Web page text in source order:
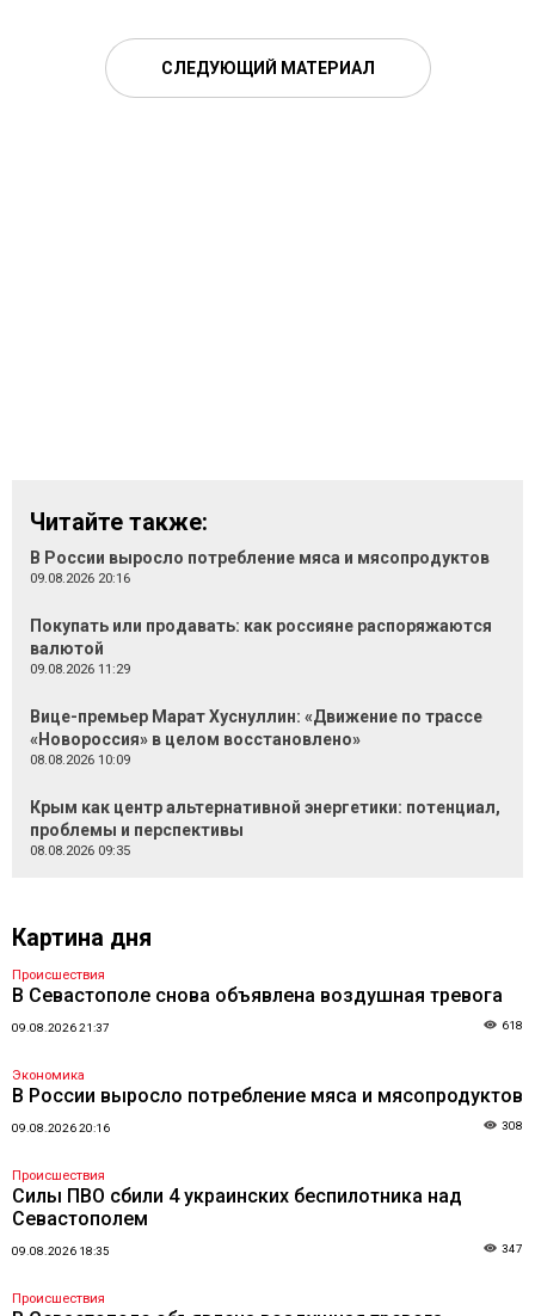
СЛЕДУЮЩИЙ МАТЕРИАЛ
Читайте также:
В России выросло потребление мяса и мясопродуктов
09.08.2026 20:16
Покупать или продавать: как россияне распоряжаются
валютой
09.08.2026 11:29
Вице-премьер Марат Хуснуллин: «Движение по трассе
«Новороссия» в целом восстановлено»
08.08.2026 10:09
Крым как центр альтернативной энергетики: потенциал,
проблемы и перспективы
08.08.2026 09:35
Картина дня
Происшествия
В Севастополе снова объявлена воздушная тревога
09.08.2026 21:37 618
Экономика
В России выросло потребление мяса и мясопродуктов
09.08.2026 20:16 308
Происшествия
Силы ПВО сбили 4 украинских беспилотника над
Севастополем
09.08.2026 18:35 347
Происшествия